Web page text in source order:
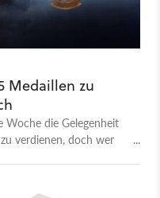
Medaillen zu
Woche die Gelegenheit
verdienen, doch wer